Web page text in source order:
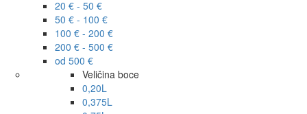
20 € - 50 €
50 € - 100 €
100 € - 200 €
200 € - 500 €
od 500 €
Veličina boce
0,20L
0,375L